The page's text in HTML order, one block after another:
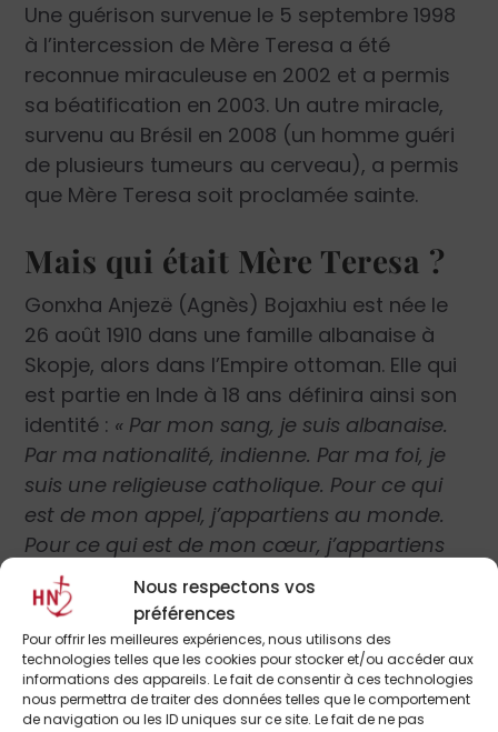
Nous respectons vos
préférences
Pour offrir les meilleures expériences, nous utilisons des
technologies telles que les cookies pour stocker et/ou accéder aux
informations des appareils. Le fait de consentir à ces technologies
nous permettra de traiter des données telles que le comportement
de navigation ou les ID uniques sur ce site. Le fait de ne pas
Une guérison survenue le 5 septembre 1998
à l’intercession de Mère Teresa a été
reconnue miraculeuse en 2002 et a permis
sa béatification en 2003. Un autre miracle,
survenu au Brésil en 2008 (un homme guéri
de plusieurs tumeurs au cerveau), a permis
que Mère Teresa soit proclamée sainte.
Mais qui était Mère Teresa ?
Gonxha Anjezë (Agnès) Bojaxhiu est née le
26 août 1910 dans une famille albanaise à
Skopje, alors dans l’Empire ottoman. Elle qui
est partie en Inde à 18 ans définira ainsi son
identité : « Par mon sang, je suis albanaise.
Par ma nationalité, indienne. Par ma foi, je
suis une religieuse catholique. Pour ce qui
est de mon appel, j’appartiens au monde.
Pour ce qui est de mon cœur, j’appartiens
entièrement au Cœur de Jésus. »
consécration à Dieu ne faisait donc pas
disparaître les autres appartenances mais
les dépassait.